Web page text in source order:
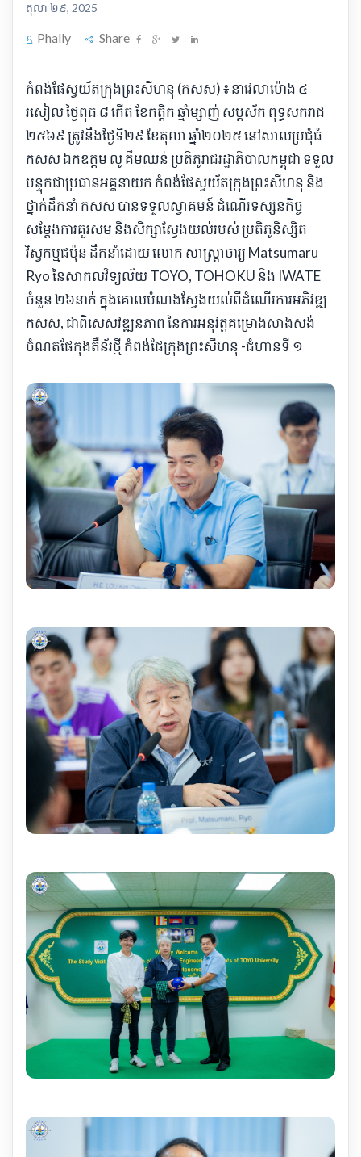
តុលា ២៩, 2025
Phally Share
កំពង់ផែស្វយ័តក្រុងព្រះសីហនុ (កសស) ៖ នាវេលាម៉ោង ៤
រសៀល ថ្ងៃពុធ ៨ កើត ខែកត្តិក ឆ្នាំម្សាញ់ សប្តស័ក ពុទ្ធសករាជ
២៥៦៩ ត្រូវនឹងថ្ងៃទី២៩ ខែតុលា ឆ្នាំ២០២៥ នៅសាលប្រជុំធំ
កសស ឯកឧត្តម លូ គឹមឈន់ ប្រតិភូរាជរដ្ឋាភិបាលកម្ពុជា ទទួល
បន្ទុកជាប្រធានអគ្គនាយក កំពង់ផែស្វយ័តក្រុងព្រះសីហនុ និង
ថ្នាក់ដឹកនាំ កសស បានទទួលស្វាគមន៍ ដំណើរទស្សនកិច្ច
សម្តែងការគួរសម និងសិក្សាស្វែងយល់របស់ ប្រតិភូនិស្សិត
វិស្វកម្មជប៉ុន ដឹកនាំដោយ លោក សាស្ត្រាចារ្យ Matsumaru
Ryo នៃសាកលវិទ្យល័យ TOYO, TOHOKU និង IWATE
ចំនួន ២៦នាក់ ក្នុងគោលបំណងស្វែងយល់ពីដំណើរការអភិវឌ្ឍ
កសស, ជាពិសេសវឌ្ឍនភាព នៃការអនុវត្តគម្រោងសាងសង់
ចំណតផែកុងតឺន័រថ្មី កំពង់ផែក្រុងព្រះសីហនុ -ជំហានទី ១